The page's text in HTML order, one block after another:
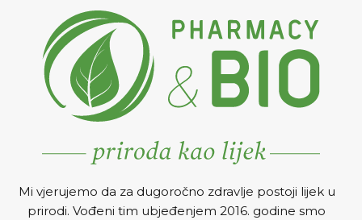
Mi vjerujemo da za dugoročno zdravlje postoji lijek u
prirodi. Vođeni tim ubjeđenjem 2016. godine smo